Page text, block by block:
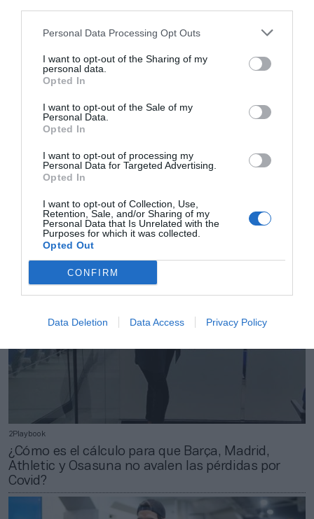
Personal Data Processing Opt Outs
I want to opt-out of the Sharing of my
personal data.
Opted In
I want to opt-out of the Sale of my
Personal Data.
Opted In
I want to opt-out of processing my
Personal Data for Targeted Advertising.
Opted In
I want to opt-out of Collection, Use,
Retention, Sale, and/or Sharing of my
Personal Data that Is Unrelated with the
Purposes for which it was collected.
Opted Out
CONFIRM
Data Deletion Data Access Privacy Policy
Cataluña vuelve a cerrar los gimnasios para
frenar el avance del virus
2Playbook
¿Cómo es el cálculo para que Barça, Madrid,
Athletic y Osasuna no avalen las pérdidas por
Covid?